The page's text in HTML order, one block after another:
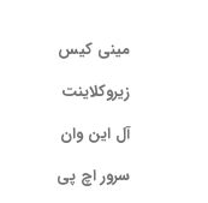
مینی کیس
زیروکلاینت
آل این وان
سرور اچ پی